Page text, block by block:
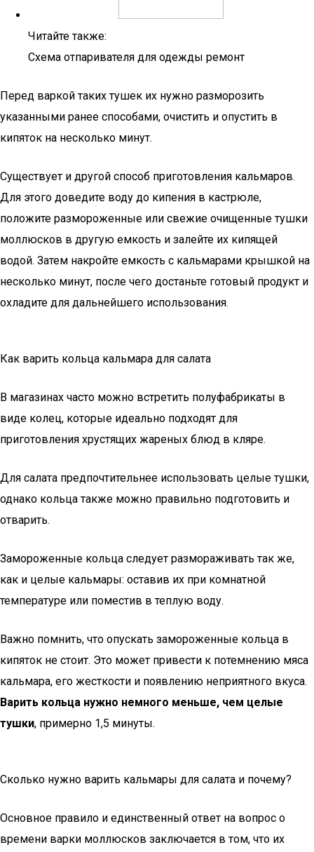
Читайте также:
Схема отпаривателя для одежды ремонт
Перед варкой таких тушек их нужно разморозить
указанными ранее способами, очистить и опустить в
кипяток на несколько минут.
Существует и другой способ приготовления кальмаров.
Для этого доведите воду до кипения в кастрюле,
положите размороженные или свежие очищенные тушки
моллюсков в другую емкость и залейте их кипящей
водой. Затем накройте емкость с кальмарами крышкой на
несколько минут, после чего достаньте готовый продукт и
охладите для дальнейшего использования.
Как варить кольца кальмара для салата
В магазинах часто можно встретить полуфабрикаты в
виде колец, которые идеально подходят для
приготовления хрустящих жареных блюд в кляре.
Для салата предпочтительнее использовать целые тушки,
однако кольца также можно правильно подготовить и
отварить.
Замороженные кольца следует размораживать так же,
как и целые кальмары: оставив их при комнатной
температуре или поместив в теплую воду.
Важно помнить, что опускать замороженные кольца в
кипяток не стоит. Это может привести к потемнению мяса
кальмара, его жесткости и появлению неприятного вкуса.
Варить кольца нужно немного меньше, чем целые
тушки, примерно 1,5 минуты.
Сколько нужно варить кальмары для салата и почему?
Основное правило и единственный ответ на вопрос о
времени варки моллюсков заключается в том, что их